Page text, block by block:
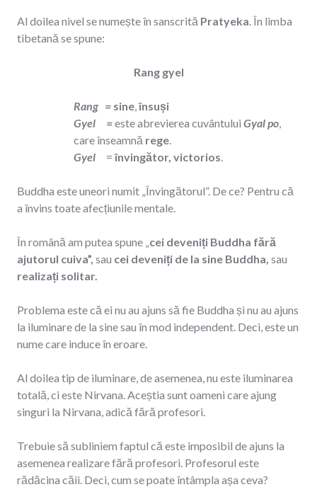
Al doilea nivel se numește în sanscrită Pratyeka. În limba
tibetană se spune:
Rang gyel
Rang = sine,însuși
Gyel =este abrevierea cuvântului Gyal po,
care înseamnă rege.
Gyel =învingător, victorios.
Buddha este uneori numit „Învingătorul”. De ce? Pentru că
a învins toate afecțiunile mentale.
În română am putea spune „cei deveniți Buddha fără
ajutorul cuiva”, sau cei deveniți de la sine Buddha, sau
realizați solitar.
Problema este că ei nu au ajuns să fie Buddha și nu au ajuns
la iluminare de la sine sau în mod independent. Deci, este un
nume care induce în eroare.
Al doilea tip de iluminare, de asemenea, nu este iluminarea
totală, ci este Nirvana. Aceștia sunt oameni care ajung
singuri la Nirvana, adică fără profesori.
Trebuie să subliniem faptul că este imposibil de ajuns la
asemenea realizare fără profesori. Profesorul este
rădăcina căii. Deci, cum se poate întâmpla așa ceva?